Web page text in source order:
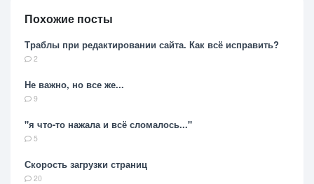
Похожие посты
Траблы при редактировании сайта. Как всё исправить?
2
Не важно, но все же...
9
"я что-то нажала и всё сломалось..."
5
Скорость загрузки страниц
20